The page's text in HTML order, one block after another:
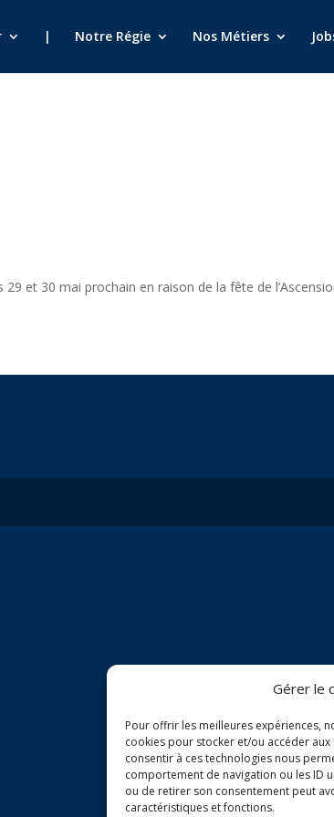
Gérer le
Pour offrir les meilleures expériences,
cookies pour stocker et/ou accéder
consentir à ces technologies nous
comportement de navigation ou les ID
ou de retirer son consentement peut
caractéristiques et fonctions.
| Notre Régie Nos Métiers
et 30 mai prochain en raison de la fête de